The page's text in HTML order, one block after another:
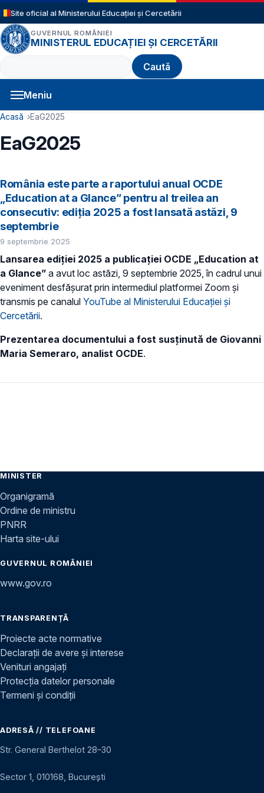
Sari la conținutul principal
Site oficial al Ministerului Educației și Cercetării
GUVERNUL ROMÂNIEI
MINISTERUL EDUCAȚIEI ȘI CERCETĂRII
Caută
Meniu
Navigație principală
Cale de navigare
Acasă EaG2025
EaG2025
România este parte a raportului anual OCDE
„Education at a Glance” pentru al treilea an
consecutiv: ediția 2025 a fost lansată astăzi, 9
septembrie
9 septembrie 2025
Lansarea ediției 2025 a publicației OCDE „Education at
a Glance” a avut loc astăzi, 9 septembrie 2025, în cadrul unui
eveniment desfășurat prin intermediul platformei Zoom și
transmis pe canalul YouTube al Ministerului Educației și
Cercetării.
Prezentarea documentului a fost susținută de Giovanni
Maria Semeraro, analist OCDE.
MINISTER
Organigramă
Ordine de ministru
PNRR
Harta site-ului
GUVERNUL ROMÂNIEI
www.gov.ro
TRANSPARENȚĂ
Proiecte acte normative
Declarații de avere și interese
Venituri angajați
Protecția datelor personale
Termeni și condiții
ADRESĂ // TELEFOANE
Str. General Berthelot 28–30
Sector 1, 010168, București